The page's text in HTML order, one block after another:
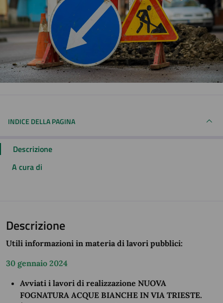
INDICE DELLA PAGINA
Descrizione
A cura di
Descrizione
Utili informazioni in materia di lavori pubblici:
30 gennaio 2024
Avviati i lavori di realizzazione NUOVA
FOGNATURA ACQUE BIANCHE IN VIA TRIESTE.